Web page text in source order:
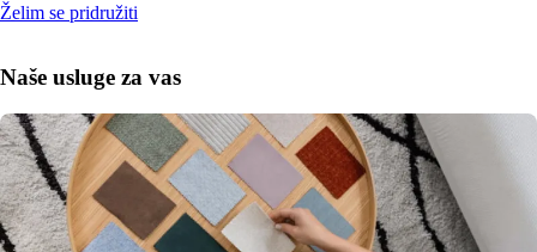
Želim se pridružiti
Naše usluge za vas